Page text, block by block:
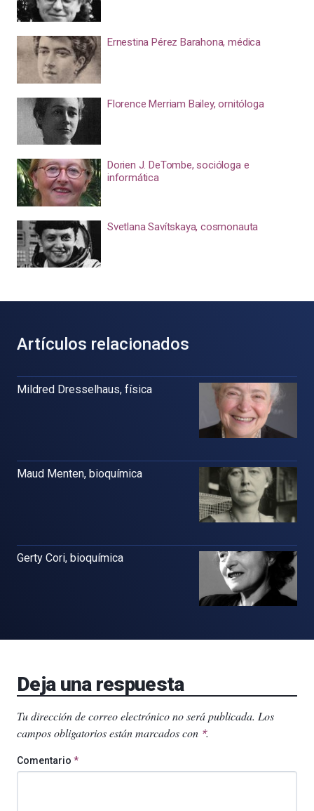
Ernestina Pérez Barahona, médica
Florence Merriam Bailey, ornitóloga
Dorien J. DeTombe, socióloga e
informática
Svetlana Savítskaya, cosmonauta
Artículos relacionados
Mildred Dresselhaus, física
Maud Menten, bioquímica
Gerty Cori, bioquímica
Deja una respuesta
Tu dirección de correo electrónico no será publicada. Los
campos obligatorios están marcados con *.
Comentario *